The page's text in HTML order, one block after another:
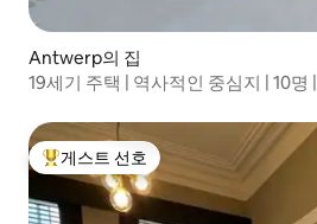
Antwerp의 집
19세기 주택 | 역사적인 중심지 | 10명 |
상위 게스트 선호
게스트 선호